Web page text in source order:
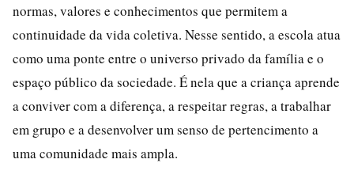
normas, valores e conhecimentos que permitem a
continuidade da vida coletiva. Nesse sentido, a escola atua
como uma ponte entre o universo privado da família e o
espaço público da sociedade. É nela que a criança aprende
a conviver com a diferença, a respeitar regras, a trabalhar
em grupo e a desenvolver um senso de pertencimento a
uma comunidade mais ampla.